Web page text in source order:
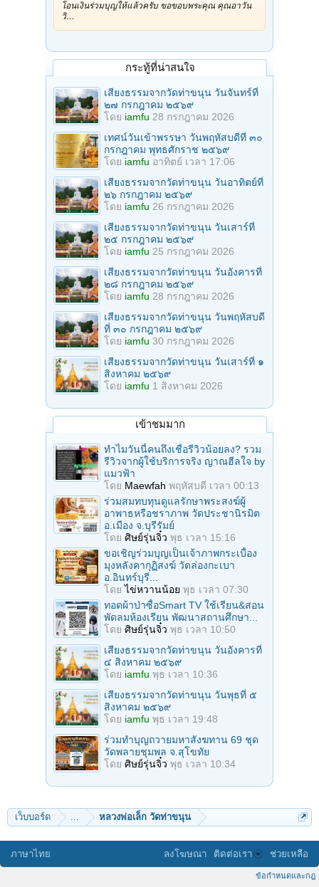
โอนเงินร่วมบุญให้แล้วครับ ขอขอบพระคุณ คุณอาวัน
วิ…
กระทู้ที่น่าสนใจ
เสียงธรรมจากวัดท่าขนุน วันจันทร์ที่
๒๗ กรกฎาคม ๒๕๖๙
โดย iamfu 28 กรกฎาคม 2026
เทศน์วันเข้าพรรษา วันพฤหัสบดีที่ ๓๐
กรกฎาคม พุทธศักราช ๒๕๖๙
โดย iamfu อาทิตย์ เวลา 17:06
เสียงธรรมจากวัดท่าขนุน วันอาทิตย์ที่
๒๖ กรกฎาคม ๒๕๖๙
โดย iamfu 26 กรกฎาคม 2026
เสียงธรรมจากวัดท่าขนุน วันเสาร์ที่
๒๕ กรกฎาคม ๒๕๖๙
โดย iamfu 25 กรกฎาคม 2026
เสียงธรรมจากวัดท่าขนุน วันอังคารที่
๒๘ กรกฎาคม ๒๕๖๙
โดย iamfu 28 กรกฎาคม 2026
เสียงธรรมจากวัดท่าขนุน วันพฤหัสบดี
ที่ ๓๐ กรกฎาคม ๒๕๖๙
โดย iamfu 30 กรกฎาคม 2026
เสียงธรรมจากวัดท่าขนุน วันเสาร์ที่ ๑
สิงหาคม ๒๕๖๙
โดย iamfu 1 สิงหาคม 2026
เข้าชมมาก
ทำไมวันนี้คนถึงเชื่อรีวิวน้อยลง? รวม
รีวิวจากผู้ใช้บริการจริง ญาณฮีลใจ by
แมวฟ้า
โดย Maewfah พฤหัสบดี เวลา 00:13
ร่วมสมทบทุนดูแลรักษาพระสงฆ์ผู้
อาพาธหรือชราภาพ วัดประชานิรมิต
อ.เมือง จ.บุรีรัมย์
โดย ศิษย์รุ่นจิ๋ว พุธ เวลา 15:16
ขอเชิญร่วมบุญเป็นเจ้าภาพกระเบื้อง
มุงหลังคากุฏิสงฆ์ วัดล่องกะเบา
อ.อินทร์บุรี...
โดยไข่หวานน้อย พุธ เวลา 07:30
ทอดผ้าป่าซื้อSmart TV ใช้เรียน&สอน
พัดลมห้องเรียน พัฒนาสถานศึกษา...
โดย ศิษย์รุ่นจิ๋ว พุธ เวลา 10:50
เสียงธรรมจากวัดท่าขนุน วันอังคารที่
๔ สิงหาคม ๒๕๖๙
โดย iamfu พุธ เวลา 10:36
เสียงธรรมจากวัดท่าขนุน วันพุธที่ ๕
สิงหาคม ๒๕๖๙
โดย iamfu พุธ เวลา 19:48
ร่วมทําบุญถวายมหาสังฆทาน 69 ชุด
วัดพลายชุมพล จ.สุโขทัย
โดย ศิษย์รุ่นจิ๋ว พุธ เวลา 10:34
เว็บบอร์ด ... หลวงพ่อเล็ก วัดท่าขนุน
ภาษาไทย ลงโฆษณา ติดต่อเรา ช่วยเหลือ
ข้อกำหนดและกฎ